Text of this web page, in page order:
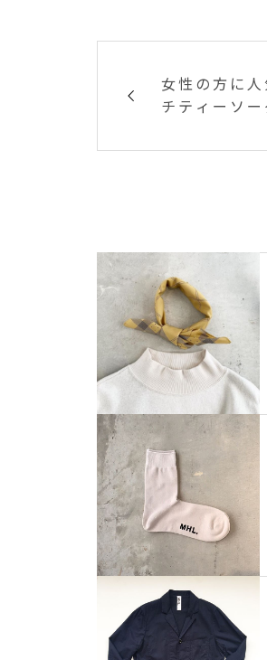
女性の方に
チティーソ
ーのスッキ
口の中でピ
りが広がり
る美味しさ
k#松江カフ
ダ#takeout